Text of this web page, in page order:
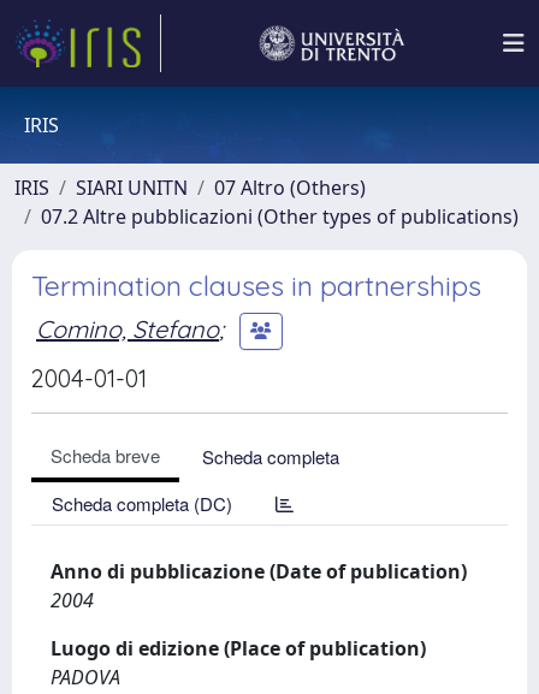
IRIS
IRIS SIARI UNITN
07 Altro (Others)
07.2 Altre pubblicazioni (Other types of publications)
Termination clauses in partnerships
Comino, Stefano;
2004-01-01
Scheda breve
Scheda completa
Scheda completa (DC)
Anno di pubblicazione (Date of publication)
2004
Luogo di edizione (Place of publication)
PADOVA